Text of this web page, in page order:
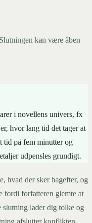
kan være åben
i novellens univers, fx
hvor lang tid det tager at
tid på fem minutter og
udpensles grundigt.
hvad der sker bagefter, og
fordi forfatteren glemte at
slutning lader dig tolke og